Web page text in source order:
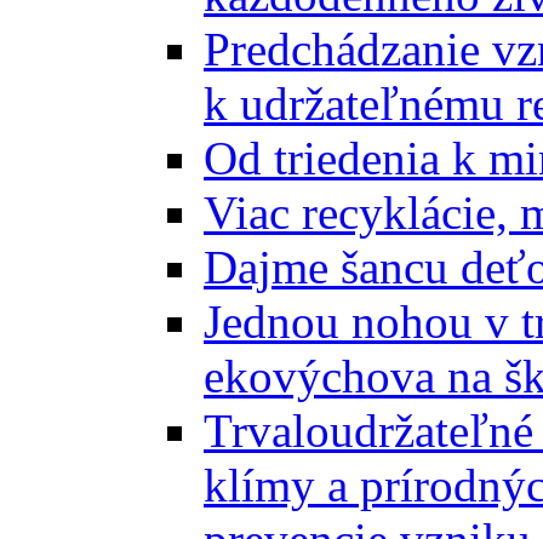
Predchádzanie
k udržateľnému
Od triedenia k
Viac recyklácie,
Dajme šancu
Jednou nohou v
ekovýchova na
klímy a